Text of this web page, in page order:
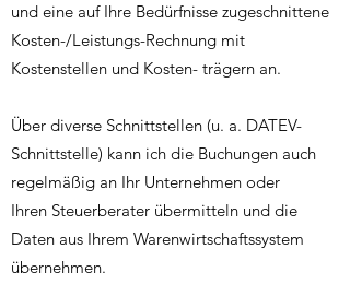
und eine auf Ihre Bedürfnisse zugeschnittene
Kosten-/Leistungs-Rechnung mit
Kostenstellen und Kosten- trägern an.
Über diverse Schnittstellen (u. a. DATEV-
Schnittstelle) kann ich die Buchungen auch
regelmäßig an Ihr Unternehmen oder
Ihren Steuerberater übermitteln und die
Daten aus Ihrem Warenwirtschaftssystem
übernehmen.